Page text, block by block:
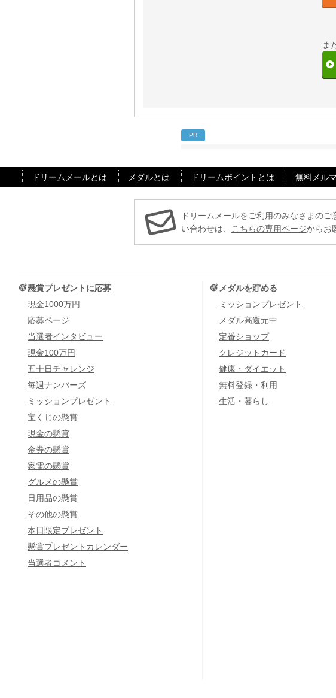
ま
PR
ドリームメールとは メダルとは ドリームポイントとは 無料メル
ドリームメールをご利用のみなさまの
い合わせは、
こちらの専用ページからお
懸賞プレゼントに応募
現金1000万円
応募ページ
当選者インタビュー
現金100万円
五十日チャレンジ
毎週ナンバーズ
ミッションプレゼント
宝くじの懸賞
現金の懸賞
金券の懸賞
家電の懸賞
グルメの懸賞
日用品の懸賞
その他の懸賞
本日限定プレゼント
懸賞プレゼントカレンダー
当選者コメント
メダルを貯める
ミッションプレゼント
メダル高還元中
定番ショップ
クレジットカード
健康・ダイエット
無料登録・利用
生活・暮らし